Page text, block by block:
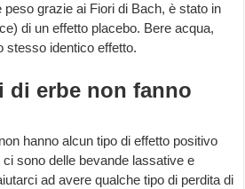
grazie ai Fiori di Bach, è stato in
di un effetto placebo. Bere acqua,
stesso identico effetto.
di erbe non fanno
hanno alcun tipo di effetto positivo
sono delle bevande lassative e
ad avere qualche tipo di perdita di